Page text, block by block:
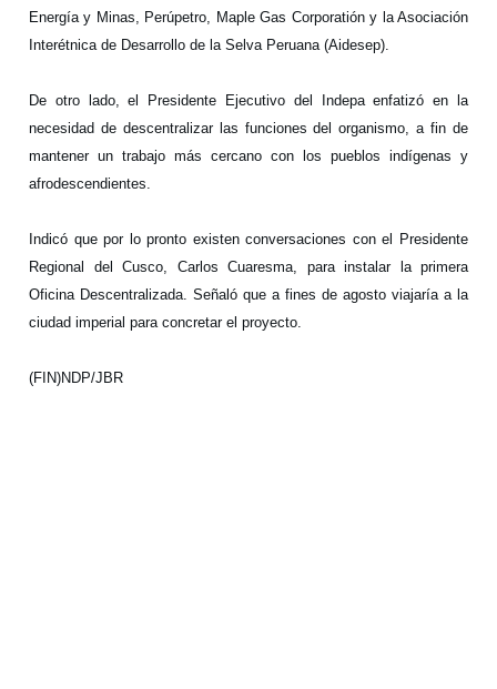
Energía y Minas, Perúpetro, Maple Gas Corporatión y la Asociación
Interétnica de Desarrollo de la Selva Peruana (Aidesep).
De otro lado, el Presidente Ejecutivo del Indepa enfatizó en la
necesidad de descentralizar las funciones del organismo, a fin de
mantener un trabajo más cercano con los pueblos indígenas y
afrodescendientes.
Indicó que por lo pronto existen conversaciones con el Presidente
Regional del Cusco, Carlos Cuaresma, para instalar la primera
Oficina Descentralizada. Señaló que a fines de agosto viajaría a la
ciudad imperial para concretar el proyecto.
(FIN)NDP/JBR